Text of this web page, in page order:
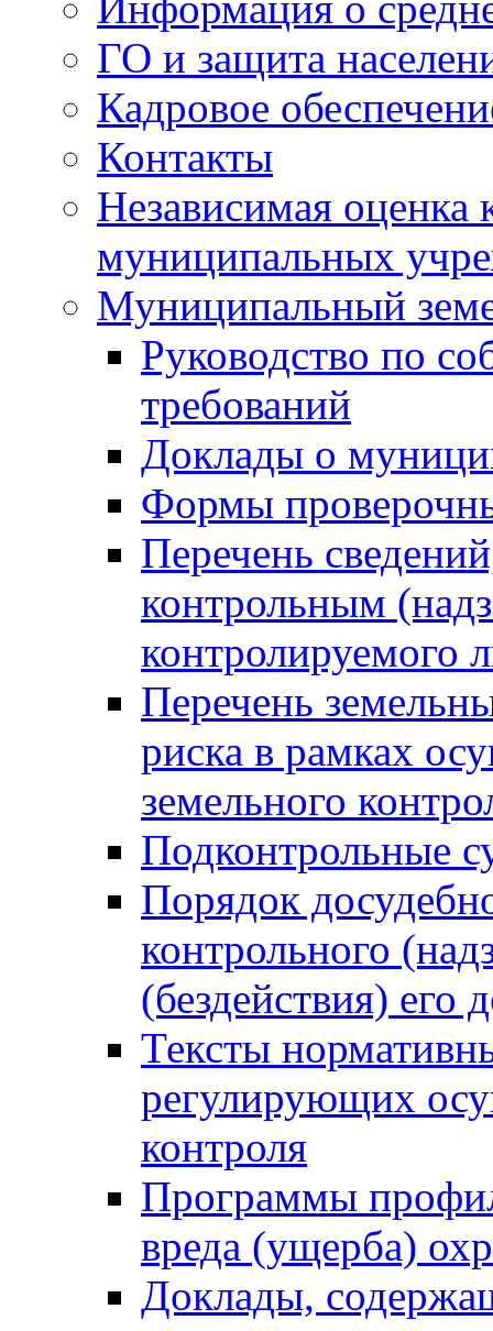
ГО и защита
Кадровое
Контакты
Независимая оценка
муниципальных
Муниципальный
Руководство по
требований
Доклады о
Формы
Перечень
контрольным
контролируемого
Перечень
риска в рамках
земельного
Подконтрольные
Порядок
контрольного
(бездействия)
Тексты
регулирующих
контроля
Программы
вреда (ущерба)
Доклады,